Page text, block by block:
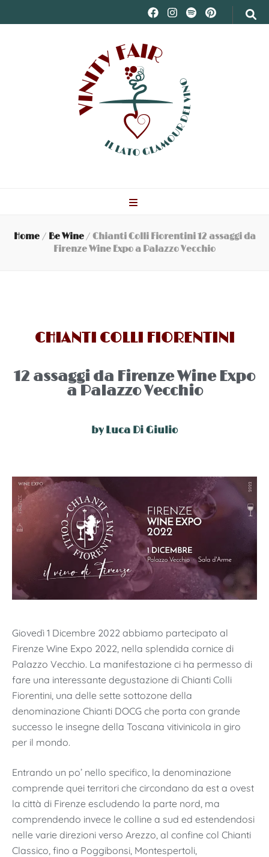
Home / Be Wine / Chianti Colli Fiorentini 12 assaggi da
Firenze Wine Expo a Palazzo Vecchio
CHIANTI COLLI FIORENTINI
12 assaggi da Firenze Wine Expo
a Palazzo Vecchio
by Luca Di Giulio
Giovedì 1 Dicembre 2022 abbiamo partecipato al
Firenze Wine Expo 2022, nella splendida cornice di
Palazzo Vecchio. La manifestazione ci ha permesso di
fare una interessante degustazione di Chianti Colli
Fiorentini, una delle sette sottozone della
denominazione Chianti DOCG che porta con grande
successo le insegne della Toscana vitivinicola in giro
per il mondo.
Entrando un po’ nello specifico, la denominazione
comprende quei territori che circondano da est a ovest
la città di Firenze escludendo la parte nord, ma
comprendendo invece le colline a sud ed estendendosi
nelle varie direzioni verso Arezzo, al confine col Chianti
Classico, fino a Poggibonsi, Montespertoli,